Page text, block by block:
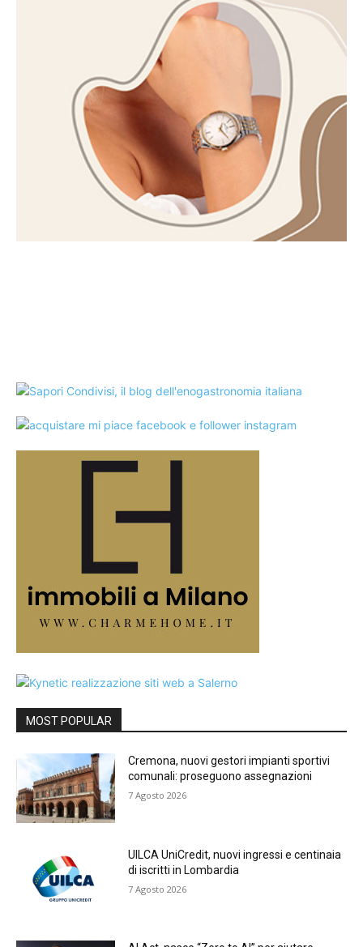
MOST POPULAR
Cremona, nuovi gestori impianti sportivi
comunali: proseguono assegnazioni
7 Agosto 2026
UILCA UniCredit, nuovi ingressi e centinaia
di iscritti in Lombardia
7 Agosto 2026